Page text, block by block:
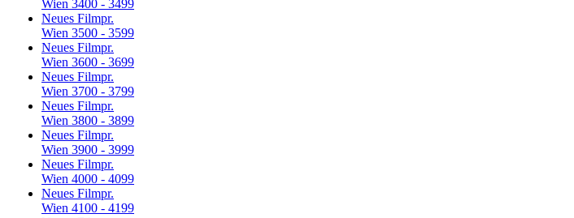
Wien 3400 - 3499
Neues Filmpr.
Wien 3500 - 3599
Neues Filmpr.
Wien 3600 - 3699
Neues Filmpr.
Wien 3700 - 3799
Neues Filmpr.
Wien 3800 - 3899
Neues Filmpr.
Wien 3900 - 3999
Neues Filmpr.
Wien 4000 - 4099
Neues Filmpr.
Wien 4100 - 4199